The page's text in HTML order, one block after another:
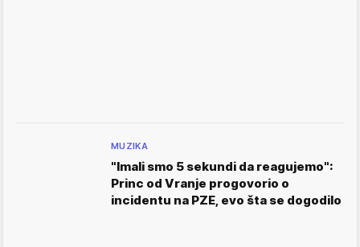
MUZIKA
"Imali smo 5 sekundi da reagujemo":
Princ od Vranje progovorio o
incidentu na PZE, evo šta se dogodilo